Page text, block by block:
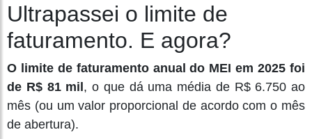
Ultrapassei o limite de
faturamento. E agora?
O limite de faturamento anual do MEI em 2025 foi
de R$ 81 mil, o que dá uma média de R$ 6.750 ao
mês (ou um valor proporcional de acordo com o mês
de abertura).